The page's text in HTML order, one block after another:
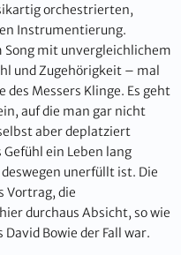
orchestrierten,
Instrumentierung.
mit unvergleichlichem
und Zugehörigkeit – mal
des Messers Klinge. Es geht
auf die man gar nicht
aber deplatziert
ein Leben lang
unerfüllt ist. Die
Vortrag, die
durchaus Absicht, so wie
Bowie der Fall war.